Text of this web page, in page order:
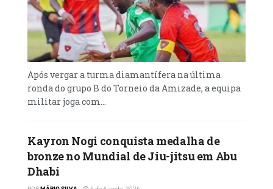
Após vergar a turma diamantífera na última
ronda do grupo B do Torneio da Amizade, a equipa
militar joga com...
Kayron Nogi conquista medalha de
bronze no Mundial de Jiu-jitsu em Abu
Dhabi